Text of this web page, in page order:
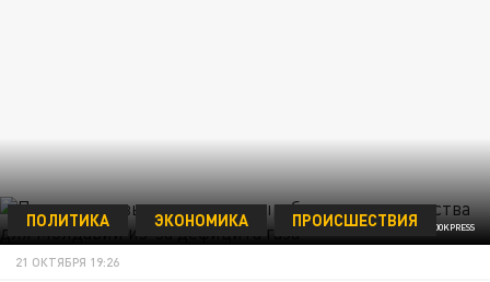
BULKIN SERGEY/GLOBALLOOKPRESS
ПОЛИТИКА ЭКОНОМИКА ПРОИСШЕСТВИЯ
21 ОКТЯБРЯ 19:26